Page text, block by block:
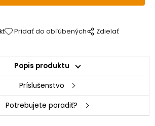
Pridať do obľúbených Zdielať
Popis produktu
Príslušenstvo
Potrebujete poradiť?